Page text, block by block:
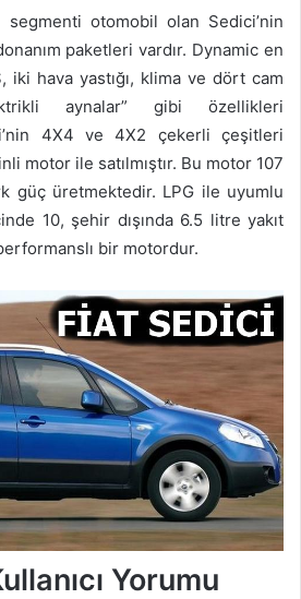
otomobil olan Sedici’nin
paketleri vardır. Dynamic en
iki hava yastığı, klima ve dört cam
aynalar” gibi özellikleri
4X4 ve 4X2 çekerli çeşitleri
motor ile satılmıştır. Bu motor 107
güç üretmektedir. LPG ile uyumlu
10, şehir dışında 6.5 litre yakıt
bir motordur.
Yorumu